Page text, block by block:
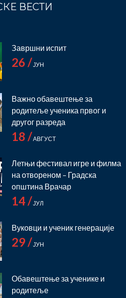
ВЕСТИ
Завршни испит
26 /ЈУН
Важно обавештење за
родитеље ученика првог и
другог разреда
18 /АВГУСТ
Летњи фестивал игре и филма
на отвореном – Градска
општина Врачар
14 /ЈУЛ
Вуковци и ученик генерације
29 /ЈУН
Обавештење за ученике и
родитеље